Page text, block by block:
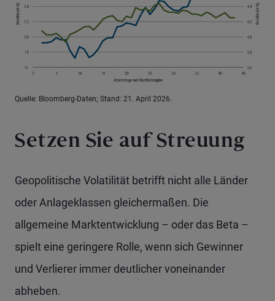
Quelle: Bloomberg-Daten; Stand: 21. April 2026.
Setzen Sie auf Streuung
Geopolitische Volatilität betrifft nicht alle Länder
oder Anlageklassen gleichermaßen. Die
allgemeine Marktentwicklung – oder das Beta –
spielt eine geringere Rolle, wenn sich Gewinner
und Verlierer immer deutlicher voneinander
abheben.